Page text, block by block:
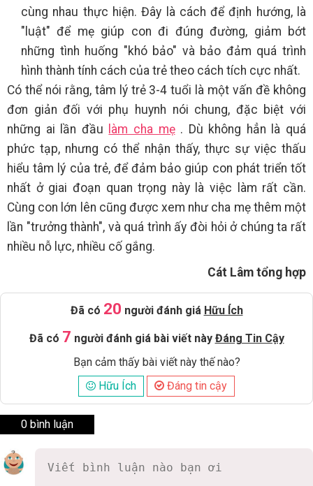
cùng nhau thực hiện. Đây là cách để định hướng, là
"luật" để mẹ giúp con đi đúng đường, giảm bớt
những tình huống "khó bảo" và bảo đảm quá trình
hình thành tính cách của trẻ theo cách tích cực nhất.
Có thể nói rằng, tâm lý trẻ 3-4 tuổi là một vấn đề không
đơn giản đối với phụ huynh nói chung, đặc biệt với
những ai lần đầu
làm cha mẹ. Dù không hẳn là quá
phức tạp, nhưng có thể nhận thấy, thực sự việc thấu
hiểu tâm lý của trẻ, để đảm bảo giúp con phát triển tốt
nhất ở giai đoạn quan trọng này là việc làm rất cần.
Cùng con lớn lên cũng được xem như cha mẹ thêm một
lần "trưởng thành", và quá trình ấy đòi hỏi ở chúng ta rất
nhiều nỗ lực, nhiều cố gắng.
Cát Lâm tổng hợp
Đã có 20 người đánh giá Hữu Ích
Đã có 7 người đánh giá bài viết này Đáng Tin Cậy
Bạn cảm thấy bài viết này thế nào?
Hữu Ích
Đáng tin cậy
0 bình luận